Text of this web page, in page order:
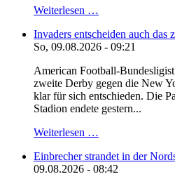
Weiterlesen …
Invaders entscheiden auch
So, 09.08.2026 - 09:21
American Football-
zweite Derby gegen die New
klar für sich entschieden. Die
Stadion endete gestern...
Weiterlesen …
Einbrecher strandet in der
09.08.2026 - 08:42